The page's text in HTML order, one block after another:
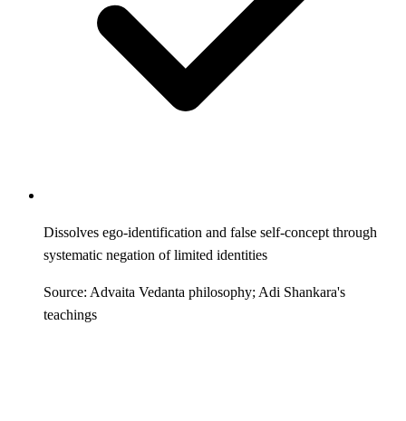
Dissolves ego-identification and false self-concept through
systematic negation of limited identities
Source: Advaita Vedanta philosophy; Adi Shankara's
teachings